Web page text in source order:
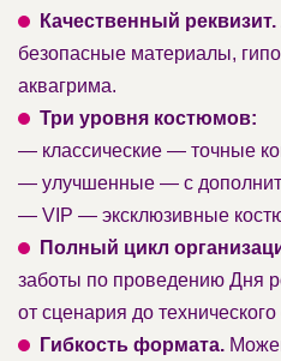
Качественный реквизит.
безопасные материалы,
аквагрима.
Три уровня костюмов:
— классические — точные
— улучшенные — с
— VIP — эксклюзивные
Полный цикл
заботы по проведению Дня
от сценария до
Гибкость формата.